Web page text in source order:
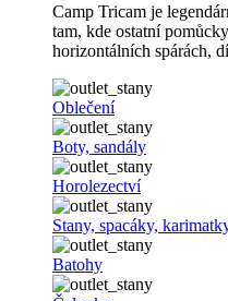
Camp Tricam je
tam, kde ostatní
horizontálních spárách,
Oblečení
Boty, sandály
Horolezectví
Stany, spacáky,
Batohy